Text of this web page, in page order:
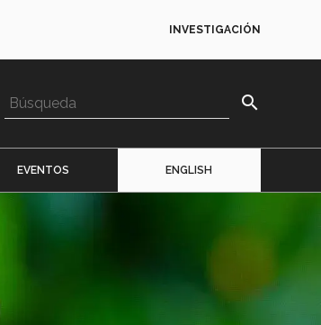
INVESTIGACIÓN
search
EVENTOS ENGLISH